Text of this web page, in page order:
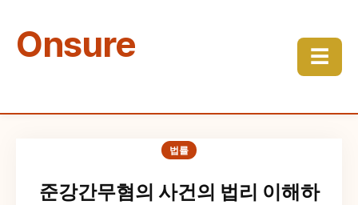
Onsure ☰
법률
준강간무혐의 사건의 법리 이해하